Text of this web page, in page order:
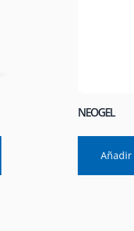
NEOGEL
Añadir